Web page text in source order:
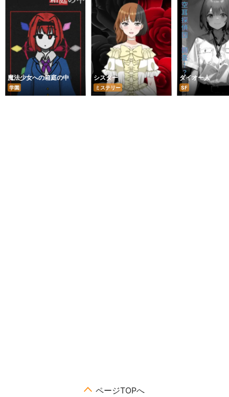
魔法少女への箱庭の中
学園
シスター
ミステリー
ダイオー人
SF
ページTOPへ